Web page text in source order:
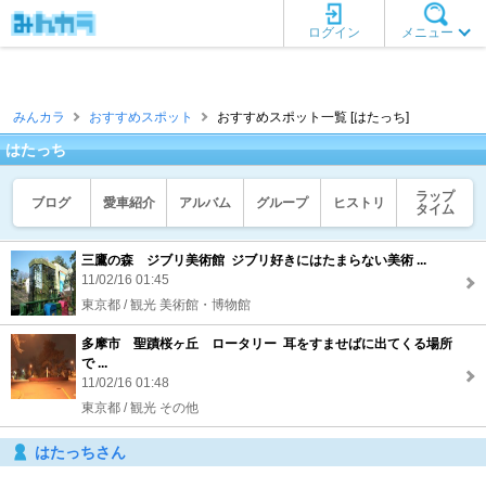
メニュー
ログイン
みんカラ おすすめスポット おすすめスポット一覧 [はたっち]
はたっち
ブログ 愛車紹介 アルバム グループ ヒストリ
ラップ
タイム
三鷹の森 ジブリ美術館 ジブリ好きにはたまらない美術 ...
11/02/16 01:45
東京都 / 観光 美術館・博物館
多摩市 聖蹟桜ヶ丘 ロータリー 耳をすませばに出てくる場所
で ...
11/02/16 01:48
東京都 / 観光 その他
はたっちさん